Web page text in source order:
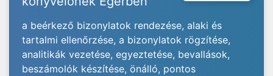
a beérkező bizonylatok rendezése, alaki és
tartalmi ellenőrzése, a bizonylatok rögzítése,
analitikák vezetése, egyeztetése, bevallások,
beszámolók készítése, önálló, pontos